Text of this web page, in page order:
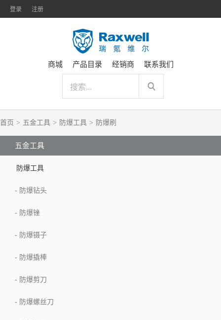
登录 注册
商城 产品目录 经销商 联系我们
首页 > 五金工具 > 防爆工具 > 防爆刷
五金工具
防爆工具
- 防爆钻头
- 防爆锉
- 防爆镊子
- 防爆撬棒
- 防爆剪刀
- 防爆螺丝刀